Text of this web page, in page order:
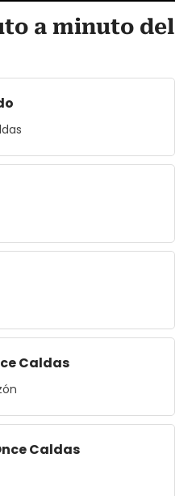
a minuto del
Caldas
Caldas